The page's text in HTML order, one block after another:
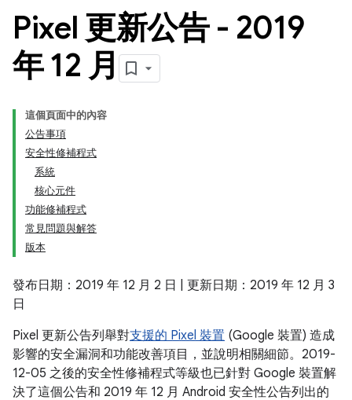
Pixel 更新公告 - 2019
年 12 月
這個頁面中的內容
公告事項
安全性修補程式
系統
核心元件
功能修補程式
常見問題與解答
版本
發布日期：2019 年 12 月 2 日 | 更新日期：2019 年 12 月 3
日
Pixel 更新公告列舉對支援的 Pixel 裝置 (Google 裝置) 造成
影響的安全漏洞和功能改善項目，並說明相關細節。2019-
12-05 之後的安全性修補程式等級也已針對 Google 裝置解
決了這個公告和 2019 年 12 月 Android 安全性公告列出的